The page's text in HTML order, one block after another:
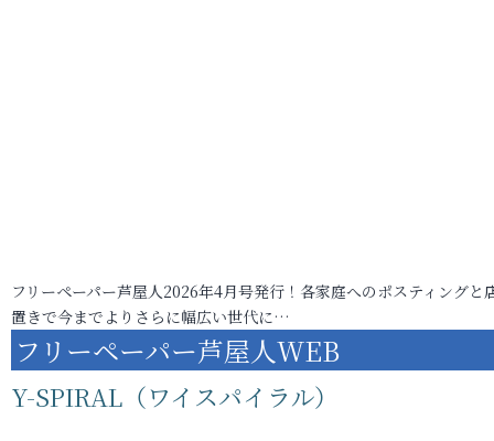
フリーペーパー芦屋人2026年4月号発行！各家庭へのポスティングと
置きで今までよりさらに幅広い世代に…
フリーペーパー芦屋人WEB
Y-SPIRAL（ワイスパイラル）